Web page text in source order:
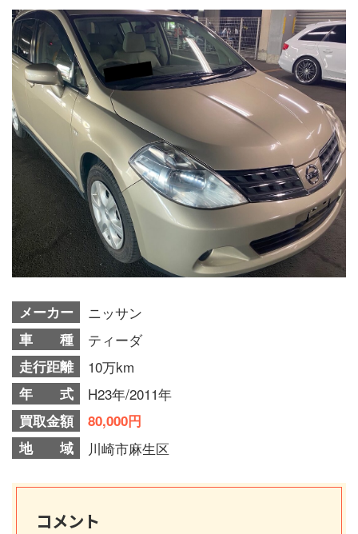
メーカー ニッサン
車 種 ティーダ
走行距離 10万km
年 式 H23年/2011年
買取金額
80,000円
地 域
川崎市麻生区
コメント